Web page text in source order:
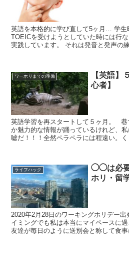
英語を本格的に学び直して5ヶ月… 学生
TOEICを受けようとしていた時には行
実践しています。 それは発音と発声の
ワーホリまでの準備
【英語】
心者】
英語学習を再スタートして５ヶ月。 巷
か魅力的な情報が踊っているけれど、
嘘だ！！！全然ペラペラには程遠い
ライフハック
◯◯は必要
ホリ・留
2020年2月28日のワーキングホリデー
イミングでも私は本当にマイペースに
友達が毎日のように送別会と称して食